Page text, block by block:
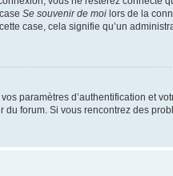
Se souvenir de moi lors de la
case, cela signifie qu’un
paramètres d’authentification et
forum. Si vous rencontrez des